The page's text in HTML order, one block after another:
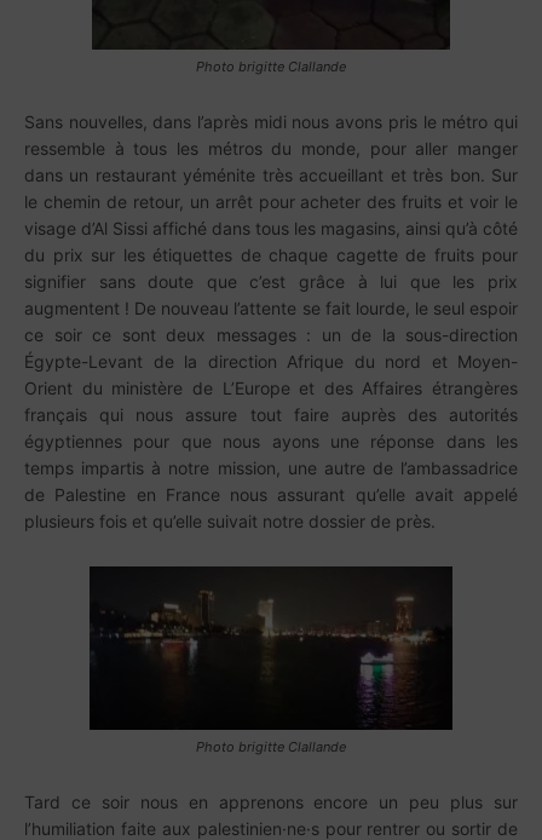
Photo brigitte Clallande
Sans nouvelles, dans l’après midi nous avons pris le métro qui
ressemble à tous les métros du monde, pour aller manger
dans un restaurant yéménite très accueillant et très bon. Sur
le chemin de retour, un arrêt pour acheter des fruits et voir le
visage d’Al Sissi affiché dans tous les magasins, ainsi qu’à côté
du prix sur les étiquettes de chaque cagette de fruits pour
signifier sans doute que c’est grâce à lui que les prix
augmentent ! De nouveau l’attente se fait lourde, le seul espoir
ce soir ce sont deux messages : un de la sous-direction
Égypte-Levant de la direction Afrique du nord et Moyen-
Orient du ministère de L’Europe et des Affaires étrangères
français qui nous assure tout faire auprès des autorités
égyptiennes pour que nous ayons une réponse dans les
temps impartis à notre mission, une autre de l’ambassadrice
de Palestine en France nous assurant qu’elle avait appelé
plusieurs fois et qu’elle suivait notre dossier de près.
Photo brigitte Clallande
Tard ce soir nous en apprenons encore un peu plus sur
l’humiliation faite aux palestinien·ne·s pour rentrer ou sortir de